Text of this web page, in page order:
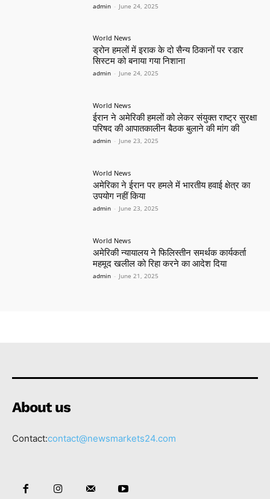
admin - June 24, 2025
World News
ड्रोन हमलों में इराक के दो सैन्य ठिकानों पर रडार
सिस्टम को बनाया गया निशाना
admin - June 24, 2025
World News
ईरान ने अमेरिकी हमलों को लेकर संयुक्त राष्ट्र सुरक्षा
परिषद की आपातकालीन बैठक बुलाने की मांग की
admin - June 23, 2025
World News
अमेरिका ने ईरान पर हमले में भारतीय हवाई क्षेत्र का
उपयोग नहीं किया
admin - June 23, 2025
World News
अमेरिकी न्यायालय ने फिलिस्तीन समर्थक कार्यकर्ता
महमूद खलील को रिहा करने का आदेश दिया
admin - June 21, 2025
About us
Contact:contact@newsmarkets24.com